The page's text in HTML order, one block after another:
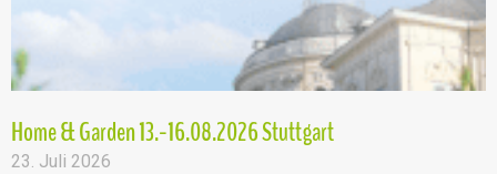
Home & Garden 13.-16.08.2026 Stuttgart
23. Juli 2026